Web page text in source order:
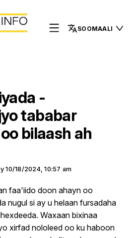
SOOMAALI
-
tababar
bilaash ah
10/18/2024, 10:57 am
faa'iido doon ahayn oo
nugul si ay u helaan fursadaha
Waxaan bixinaa
xirfad nololeed oo ku haboon